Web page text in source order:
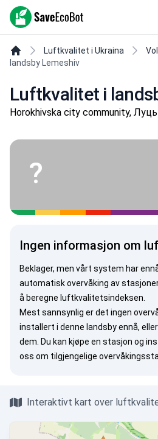
SaveEcoBot
Luftkvalitet i Ukraina
landsby Lemeshiv
Luftkvalitet i
Horokhivska city community,
?
Ingen informasjon om
Beklager, men vårt system har
automatisk overvåking av
å beregne luftkvalitetsindeksen.
Mest sannsynlig er det ingen
installert i denne landsby ennå,
dem. Du kan kjøpe en stasjon og
oss om tilgjengelige
Interaktivt kart over